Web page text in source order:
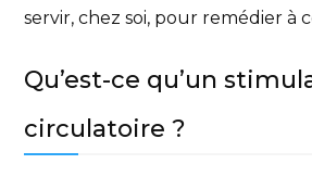
servir, chez soi, pour remédier à
Qu’est-ce qu’un
circulatoire ?